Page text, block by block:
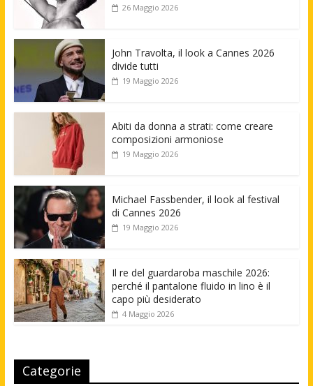
26 Maggio 2026
John Travolta, il look a Cannes 2026
divide tutti
19 Maggio 2026
Abiti da donna a strati: come creare
composizioni armoniose
19 Maggio 2026
Michael Fassbender, il look al festival
di Cannes 2026
19 Maggio 2026
Il re del guardaroba maschile 2026:
perché il pantalone fluido in lino è il
capo più desiderato
4 Maggio 2026
Categorie